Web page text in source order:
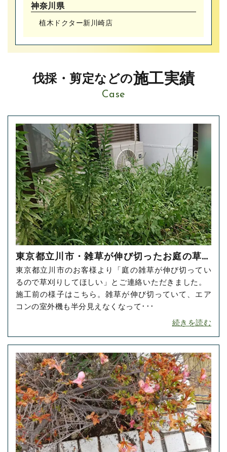
神奈川県
植木ドクター新川崎店
伐採・剪定などの施工実績
Case
東京都立川市・雑草が伸び切ったお庭の草刈
り・草抜きをご依頼いただきました！
東京都立川市のお客様より「庭の雑草が伸び切ってい
るので草刈りしてほしい」とご連絡いただきました。
施工前の様子はこちら。雑草が伸び切っていて、エア
コンの室外機も半分見えなくなって･･･
続きを読む